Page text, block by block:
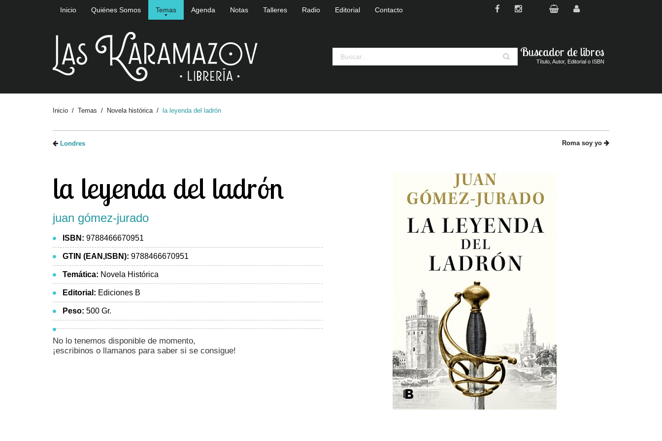
Inicio Quiénes Somos Temas Agenda Notas Talleres Radio Editorial Contacto
Buscador de libros
Título, Autor, Editorial o ISBN
Inicio Temas Novela histórica la leyenda del ladrón
Londres Roma soy yo
la leyenda del ladrón
juan gómez-jurado
ISBN: 9788466670951
GTIN (EAN,ISBN): 9788466670951
Temática: Novela Histórica
Editorial: Ediciones B
Peso: 500 Gr.
No lo tenemos disponible de momento,
¡escribinos o llamanos para saber si se consigue!